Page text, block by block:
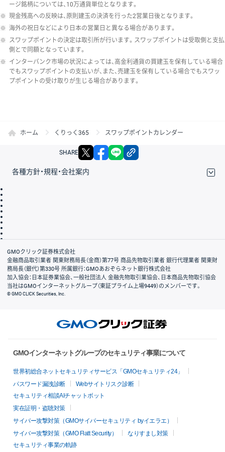
ージ銘柄については、10万通貨単位となります。
※ 現金残高への反映は、原則建玉の決済を行った2営業日後となります。
※ 海外の祝日などにより日本の営業日と異なる場合があります。
※ スワップポイントの決定は取引所が行います。スワップポイントは受取側と支払
側とで同額となっています。
※ インターバンク市場の状況によっては、高金利通貨の買建玉を保有している場合
でもスワップポイントの支払いが、また、売建玉を保有している場合でもスワッ
プポイントの受け取りが生じる場合があります。
ホーム くりっく365 スワップポイントカレンダー
SHARE X facebook
各種方針・規程・会社案内
会社案内
GMOクリック証券株式会社
金融商品取引業者 関東財務局長（金商）第77号 商品先物取引業者 銀行代理業者 関東財
務局長（銀代）第330号 所属銀行：GMOあおぞらネット銀行株式会社
加入協会：日本証券業協会、一般社団法人 金融先物取引業協会、日本商品先物取引協会
当社はGMOインターネットグループ（東証プライム上場9449）のメンバーです。
© GMO CLICK Securities, Inc.
GMOインターネットグループのセキュリティ事業について
世界初総合ネットセキュリティサービス「GMOセキュリティ24」
パスワード漏洩診断
Webサイトリスク診断
セキュリティ相談AIチャットボット
実在証明・盗聴対策
サイバー攻撃対策（GMOサイバーセキュリティ byイエラエ）
サイバー攻撃対策（GMO Flatt Security）
なりすまし対策
セキュリティ事業の軌跡